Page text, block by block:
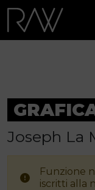
Joseph La
Funzione
iscritti alla